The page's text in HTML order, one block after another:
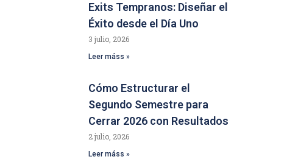
Exits Tempranos: Diseñar el
Éxito desde el Día Uno
3 julio, 2026
Leer máss »
Cómo Estructurar el
Segundo Semestre para
Cerrar 2026 con Resultados
2 julio, 2026
Leer máss »